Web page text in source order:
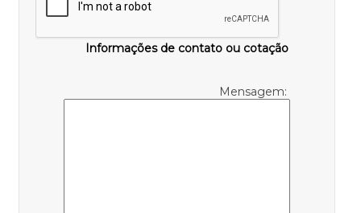
Informações de contato ou cotação
Mensagem: